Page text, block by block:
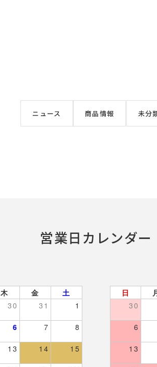
ニュース 商品情報 未分
営業日カレンダー
木 金
土
30 31 1
6 7 8
13 14 15
日
30
6
13